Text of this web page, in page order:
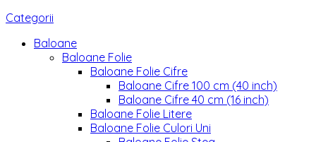
Categorii
Baloane
Baloane Folie
Baloane Folie Cifre
Baloane Cifre 100 cm (40 inch)
Baloane Cifre 40 cm (16 inch)
Baloane Folie Litere
Baloane Folie Culori Uni